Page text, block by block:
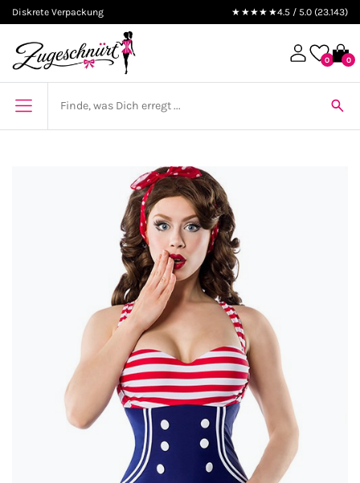
Diskrete Verpackung ★★★★★4.5 / 5.0 (23.143)
0 0